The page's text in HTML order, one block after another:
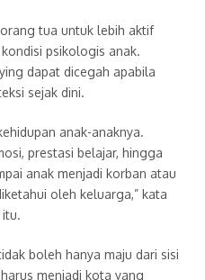
tua untuk lebih aktif
psikologis anak.
dapat dicegah apabila
sejak dini.
anak-anaknya.
prestasi belajar, hingga
anak menjadi korban atau
oleh keluarga,” kata
itu.
boleh hanya maju dari sisi
menjadi kota yang